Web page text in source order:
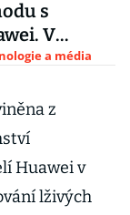
s
V
Google
a média
z
Huawei v
lživých